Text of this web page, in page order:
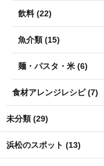
飲料 (22)
魚介類 (15)
麺・パスタ・米 (6)
食材アレンジレシピ (7)
未分類 (29)
浜松のスポット (13)